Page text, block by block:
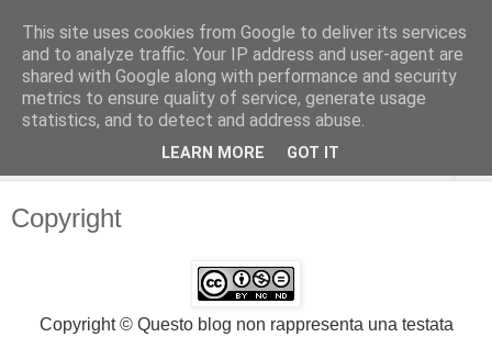
Copyright
Copyright © Questo blog non rappresenta una testata
This site uses cookies from Google to deliver its services
and to analyze traffic. Your IP address and user-agent are
shared with Google along with performance and security
metrics to ensure quality of service, generate usage
statistics, and to detect and address abuse.
LEARN MORE GOT IT